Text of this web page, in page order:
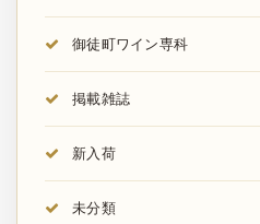
御徒町ワイン専科
掲載雑誌
新入荷
未分類